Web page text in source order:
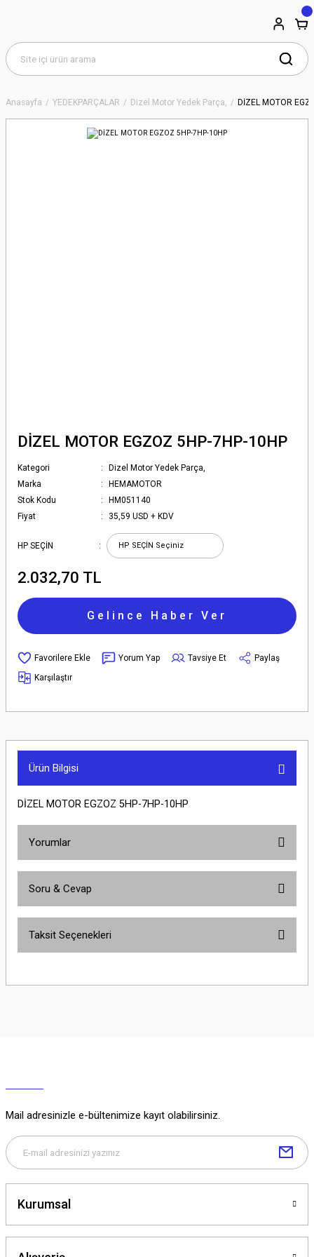
Anasayfa YEDEKPARÇALAR Dizel Motor Yedek Parça, DİZEL MOTOR
DİZEL MOTOR EGZOZ 5HP-7HP-10HP
Kategori
Dizel Motor Yedek Parça,
Marka
HEMAMOTOR
Stok Kodu
HM051140
Fiyat
35,59 USD + KDV
HP SEÇİN
2.032,70 TL
Gelince Haber Ver
Yorum Yap Tavsiye Et
Paylaş
Karşılaştır
Ürün Bilgisi
DİZEL MOTOR EGZOZ 5HP-7HP-10HP
Yorumlar
Soru & Cevap
Soru Sor
Taksit Seçenekleri
Mail adresinizle e-bültenimize kayıt olabilirsiniz.
Kurumsal